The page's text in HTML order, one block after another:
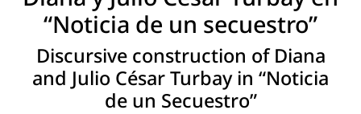
“Noticia de un secuestro”
Discursive construction of Diana
and Julio César Turbay in “Noticia
de un Secuestro”